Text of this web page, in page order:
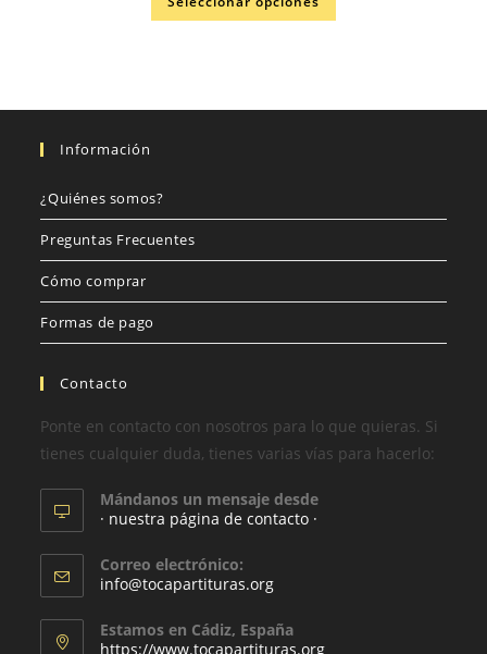
Información
¿Quiénes somos?
Preguntas Frecuentes
Cómo comprar
Formas de pago
Contacto
Ponte en contacto con nosotros para lo que quieras. Si
tienes cualquier duda, tienes varias vías para hacerlo:
Mándanos un mensaje desde
· nuestra página de contacto ·
Correo electrónico:
info@tocapartituras.org
Estamos en Cádiz, España
https://www.tocapartituras.org